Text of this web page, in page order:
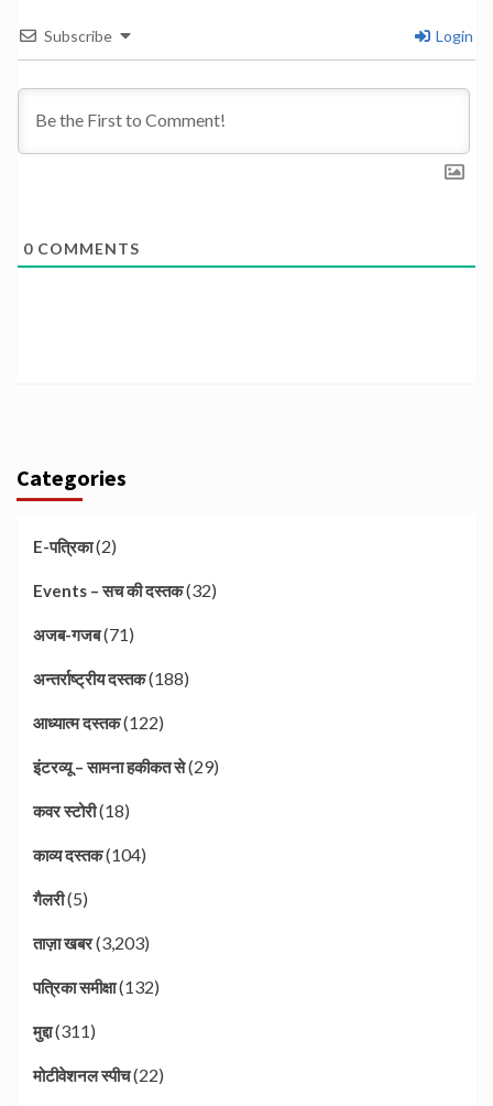
Subscribe Login
0 COMMENTS
Categories
E-पत्रिका(2)
Events – सच की दस्तक(32)
अजब-गजब(71)
अन्तर्राष्ट्रीय दस्तक(188)
आध्यात्म दस्तक(122)
इंटरव्यू – सामना हकीकत से(29)
कवर स्टोरी(18)
काव्य दस्तक(104)
गैलरी(5)
ताज़ा खबर(3,203)
पत्रिका समीक्षा(132)
मुद्दा(311)
मोटीवेशनल स्पीच(22)